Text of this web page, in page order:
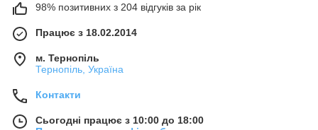
98% позитивних з 204 відгуків за рік
Працює з 18.02.2014
м. Тернопіль
Тернопіль, Україна
Контакти
Сьогодні працює з 10:00 до 18:00